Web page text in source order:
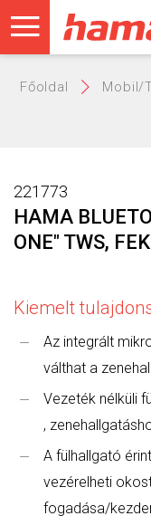
Főoldal Mobil/
221773
HAMA
ONE" TWS,
Kiemelt
Az integrált
válthat a
Vezeték nélküli
,
A fülhallgató
vezérelheti
fogadása/